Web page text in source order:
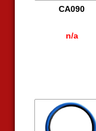
CA090
n/a